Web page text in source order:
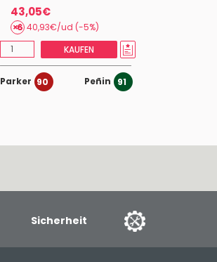
43,05€
40,93€/ud (-5%)
KAUFEN
Parker 90 Peñin 91
Sicherheit